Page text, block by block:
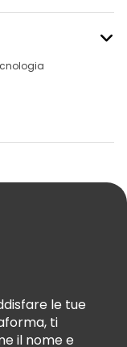
le tue
ti
il nome e